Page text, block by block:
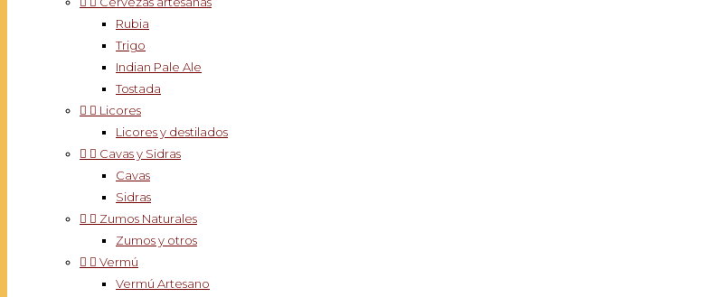
Rubia
Trigo
Indian Pale Ale
Tostada
  Licores
Licores y destilados
  Cavas y Sidras
Cavas
Sidras
  Zumos Naturales
Zumos y otros
  Vermú
Vermú Artesano